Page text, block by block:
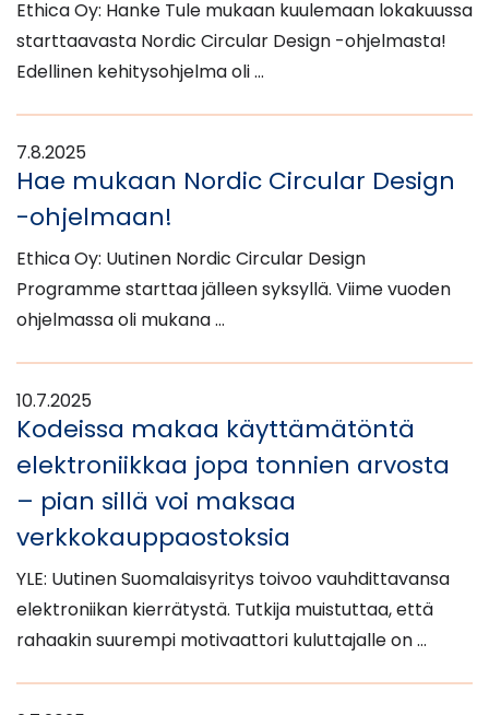
Ethica Oy: Hanke Tule mukaan kuulemaan lokakuussa
starttaavasta Nordic Circular Design -ohjelmasta!
Edellinen kehitysohjelma oli …
7.8.2025
Hae mukaan Nordic Circular Design
-ohjelmaan!
Ethica Oy: Uutinen Nordic Circular Design
Programme starttaa jälleen syksyllä. Viime vuoden
ohjelmassa oli mukana …
10.7.2025
Kodeissa makaa käyttämätöntä
elektroniikkaa jopa tonnien arvosta
– pian sillä voi maksaa
verkkokauppa­ostoksia
YLE: Uutinen Suomalaisyritys toivoo vauhdittavansa
elektroniikan kierrätystä. Tutkija muistuttaa, että
rahaakin suurempi motivaattori kuluttajalle on …